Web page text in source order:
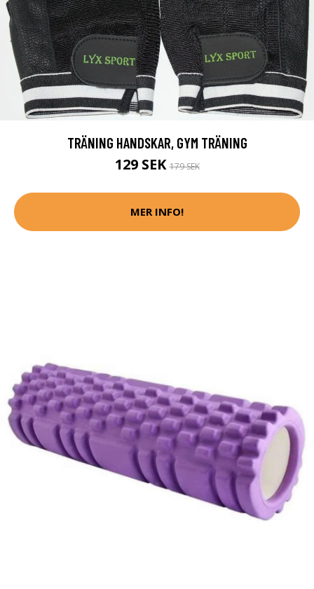
TRÄNING HANDSKAR, GYM TRÄNING
129 SEK179 SEK
MER INFO!